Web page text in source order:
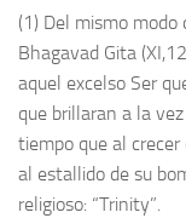
(1) Del mismo
Bhagavad Gita
aquel excelso Ser
que brillaran a la
tiempo que al
al estallido de su
religioso: “Trinity”.